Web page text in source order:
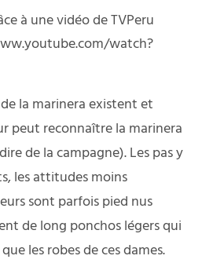
à une vidéo de TVPeru
watch?
la marinera existent et
peut reconnaître la marinera
de la campagne). Les pas y
les attitudes moins
sont parfois pied nus
de long ponchos légers qui
les robes de ces dames.